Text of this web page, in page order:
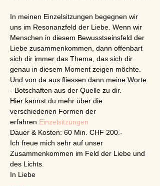
In meinen Einzelsitzungen begegnen wir
uns im Resonanzfeld der Liebe. Wenn wir
Menschen in diesem Bewusstseinsfeld der
Liebe zusammenkommen, dann offenbart
sich dir immer das Thema, das sich dir
genau in diesem Moment zeigen möchte.
Und von da aus fliessen dann meine Worte
- Botschaften aus der Quelle zu dir.
Hier kannst du mehr über die
verschiedenen Formen der
erfahren. Einzelsitzungen
Dauer & Kosten: 60 Min. CHF 200.-
Ich freue mich sehr auf unser
Zusammenkommen im Feld der Liebe und
des Lichts.
In Liebe